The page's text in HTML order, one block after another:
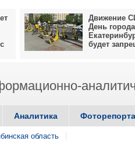
Движение
День города
будет
Аналитика
область